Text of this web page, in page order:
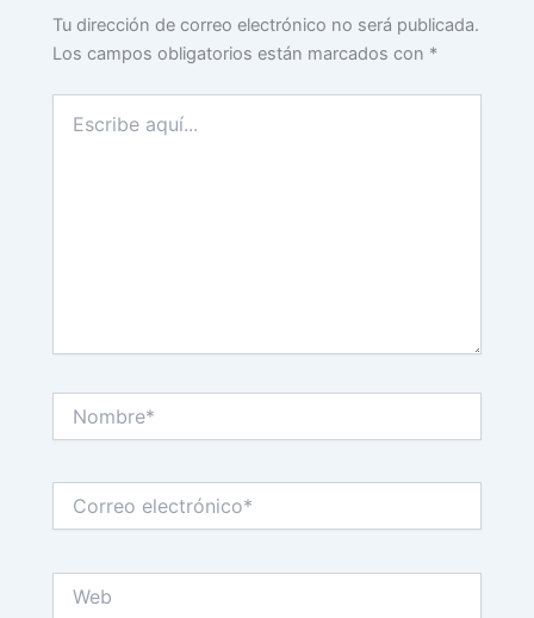
Tu dirección de correo electrónico no será publicada.
Los campos obligatorios están marcados con *
aquí...
electrónico*